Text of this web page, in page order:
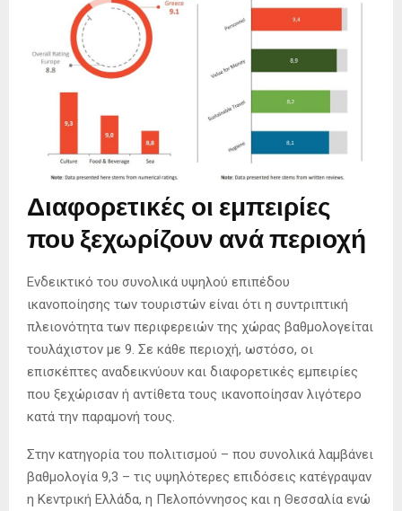
Διαφορετικές οι εμπειρίες
που ξεχωρίζουν ανά περιοχή
Ενδεικτικό του συνολικά υψηλού επιπέδου
ικανοποίησης των τουριστών είναι ότι η συντριπτική
πλειονότητα των περιφερειών της χώρας βαθμολογείται
τουλάχιστον με 9. Σε κάθε περιοχή, ωστόσο, οι
επισκέπτες αναδεικνύουν και διαφορετικές εμπειρίες
που ξεχώρισαν ή αντίθετα τους ικανοποίησαν λιγότερο
κατά την παραμονή τους.
Στην κατηγορία του πολιτισμού – που συνολικά λαμβάνει
βαθμολογία 9,3 – τις υψηλότερες επιδόσεις κατέγραψαν
η Κεντρική Ελλάδα, η Πελοπόννησος και η Θεσσαλία ενώ